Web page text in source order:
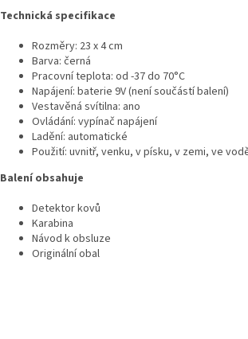
Technická specifikace
Rozměry: 23 x 4 cm
Barva: černá
Pracovní teplota: od -37 do 70°C
Napájení: baterie 9V (není součástí balení)
Vestavěná svítilna: ano
Ovládání: vypínač napájení
Ladění: automatické
Použití: uvnitř, venku, v písku, v zemi, ve
Balení obsahuje
Detektor kovů
Karabina
Návod k obsluze
Originální obal